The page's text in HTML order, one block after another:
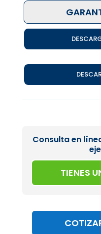
Consulta en
TIENES